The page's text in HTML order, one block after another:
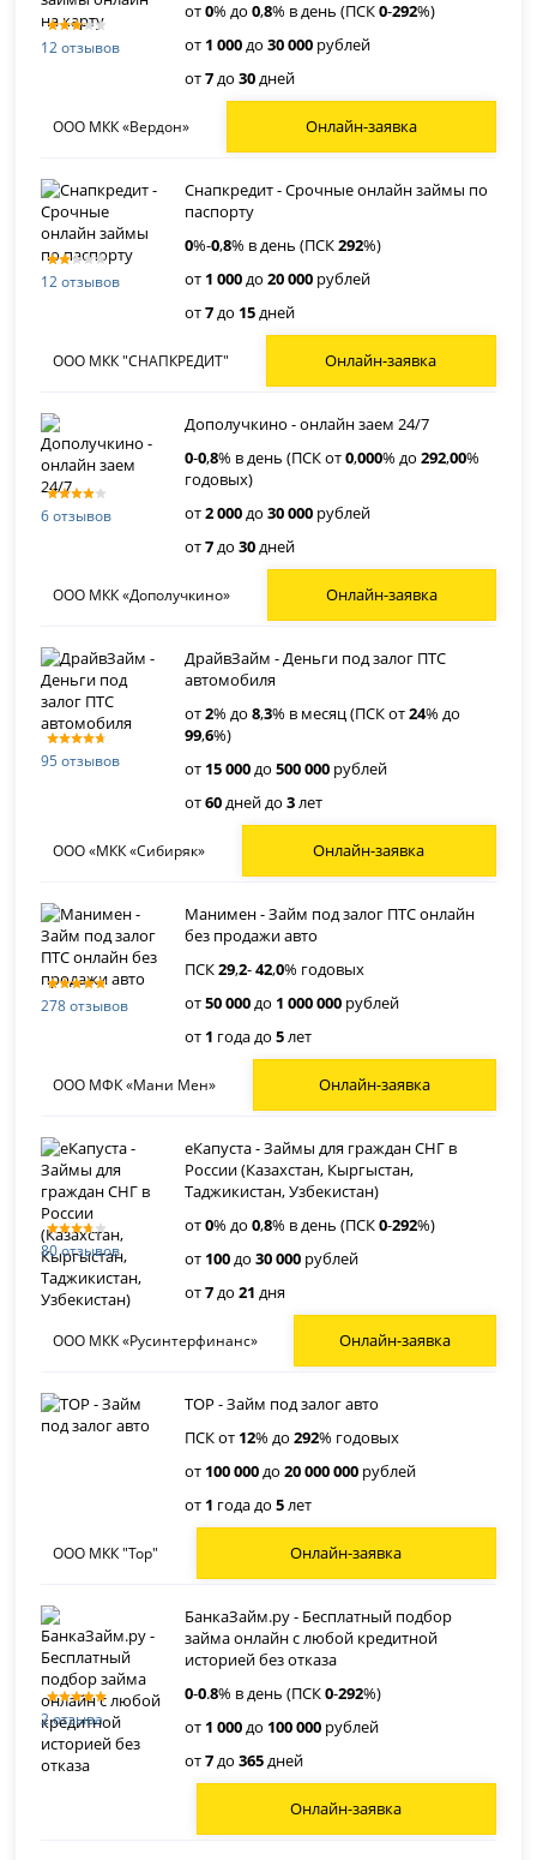
12 отзывов
от0% до0,8% в день (ПСК0-292%)
от 1 000до30 000 рублей
от7до30дней
ООО МКК «Вердон» Онлайн-заявка
12 отзывов
Снапкредит - Срочные онлайн займы по
паспорту
0%-0,8% в день (ПСК292%)
от 1 000до20 000 рублей
от7до 15дней
ООО МКК "СНАПКРЕДИТ" Онлайн-заявка
6 отзывов
Дополучкино - онлайн заем 24/7
0-0,8% в день (ПСК от0,000% до292,00%
годовых)
от2 000до30 000 рублей
от7до30дней
ООО МКК «Дополучкино» Онлайн-заявка
95 отзывов
ДрайвЗайм - Деньги под залог ПТС
автомобиля
от2% до8,3% в месяц (ПСК от24% до
99,6%)
от 15 000до500 000 рублей
от60дней до3лет
ООО «МКК «Сибиряк» Онлайн-заявка
278 отзывов
Манимен - Займ под залог ПТС онлайн
без продажи авто
ПСК29,2-42,0% годовых
от50 000до 1 000 000 рублей
от 1 года до5лет
ООО МФК «Мани Мен» Онлайн-заявка
80 отзывов
еКапуста - Займы для граждан СНГ в
России (Казахстан, Кыргыстан,
Таджикистан, Узбекистан)
от0% до0,8% в день (ПСК0-292%)
от 100до30 000 рублей
от7до21 дня
ООО МКК «Русинтерфинанс» Онлайн-заявка
ТОР - Займ под залог авто
ПСК от 12% до292% годовых
от 100 000до20 000 000 рублей
от 1 года до5лет
ООО МКК "Тор" Онлайн-заявка
2 отзыва
БанкаЗайм.ру - Бесплатный подбор
займа онлайн с любой кредитной
историей без отказа
0-0.8% в день (ПСК0-292%)
от 1 000до 100 000 рублей
от7до365дней
Онлайн-заявка